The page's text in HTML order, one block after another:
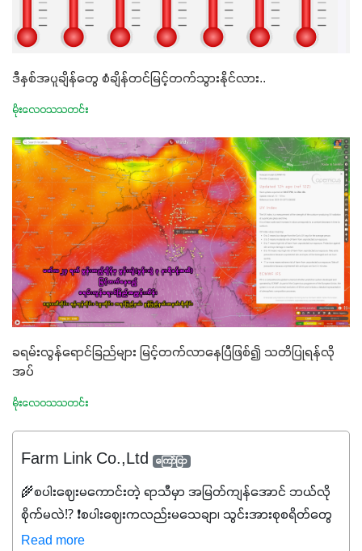
ဒီနှစ်အပူချိန်တွေ စံချိန်တင်မြင့်တက်သွားနိုင်လား..
မိုးလေဝသသတင်း
ခရမ်းလွန်ရောင်ခြည်များ မြင့်တက်လာနေပြီဖြစ်၍ သတိပြုရန်လို
အပ်
မိုးလေဝသသတင်း
Farm Link Co.,Ltd ကြော်ငြာ
🌾စပါးဈေးမကောင်းတဲ့ ရာသီမှာ အမြတ်ကျန်အောင် ဘယ်လို
စိုက်မလဲ⁉️ ❗စပါးဈေးကလည်းမသေချာ၊ သွင်းအားစုစရိတ်တွေ
ကလည်း တက်နေတဲ့ဒီလိုအချိန်မှာ သွင်းအားစုဖိုးကို လျှော့ချပြီး
Read more